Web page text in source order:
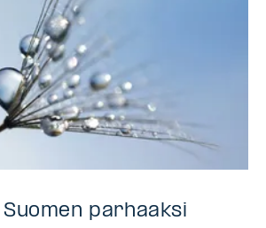
parhaaksi